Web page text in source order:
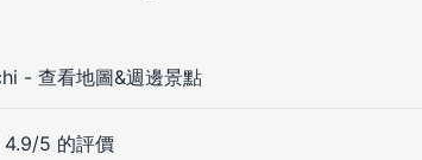
- 查看地圖&週邊景點
4.9/5 的評價